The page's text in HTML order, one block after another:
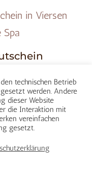
technischen Betrieb
werden. Andere
dieser Website
die Interaktion mit
vereinfachen
gesetzt.